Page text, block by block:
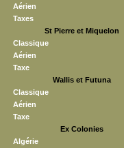
Aérien
Taxes
St Pierre et Miquelon
Classique
Aérien
Taxe
Wallis et Futuna
Classique
Aérien
Taxe
Ex Colonies
Algérie